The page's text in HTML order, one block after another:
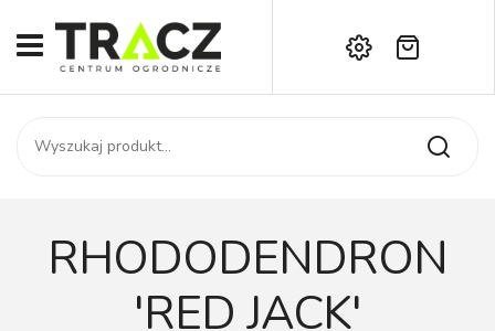
START
SKLEP
AKTUALNOŚCI
Kontakt
Brak produktów w koszyku.
RHODODENDRON
'RED JACK'